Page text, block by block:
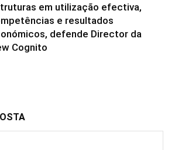
em utilização efectiva,
e resultados
defende Director da
Cognito